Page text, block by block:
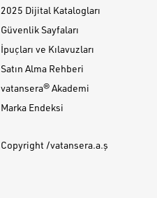
2025 Dijital Katalogları
Güvenlik Sayfaları
İpuçları ve Kılavuzları
Satın Alma Rehberi
vatansera® Akademi
Marka Endeksi
Copyright /vatansera.a.ş